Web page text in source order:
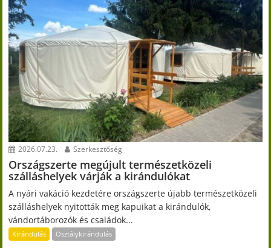
2026.07.23. Szerkesztőség
Országszerte megújult természetközeli
szálláshelyek várják a kirándulókat
A nyári vakáció kezdetére országszerte újabb természetközeli
szálláshelyek nyitották meg kapuikat a kirándulók,
vándortáborozók és családok...
Kirándulás Osztálykirándulás